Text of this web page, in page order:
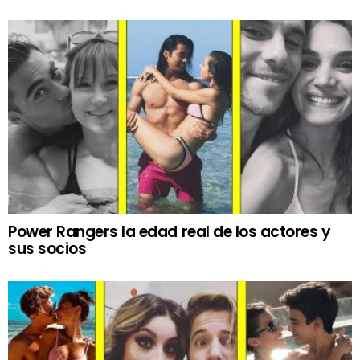
Power Rangers la edad real de los actores y
sus socios